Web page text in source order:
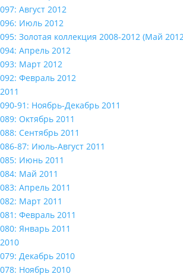
097: Август 2012
096: Июль 2012
095: Золотая коллекция 2008-2012 (Май
094: Апрель 2012
093: Март 2012
092: Февраль 2012
2011
090-91: Ноябрь-Декабрь 2011
089: Октябрь 2011
088: Сентябрь 2011
086-87: Июль-Август 2011
085: Июнь 2011
084: Май 2011
083: Апрель 2011
082: Март 2011
081: Февраль 2011
080: Январь 2011
2010
079: Декабрь 2010
078: Ноябрь 2010